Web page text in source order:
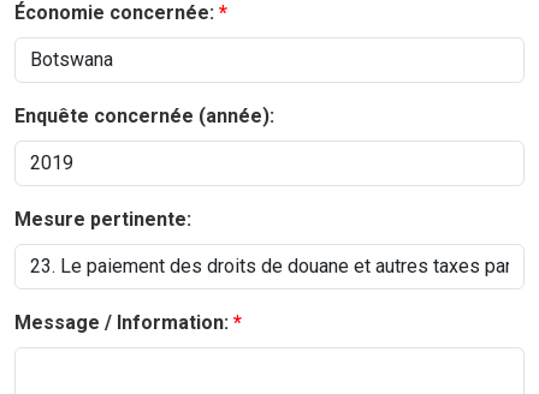
Économie concernée:
Enquête concernée (année):
Mesure pertinente:
Message / Information: